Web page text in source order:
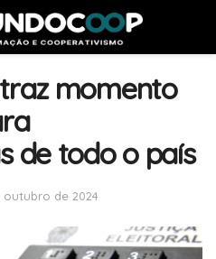
momento
de todo o país
outubro de 2024